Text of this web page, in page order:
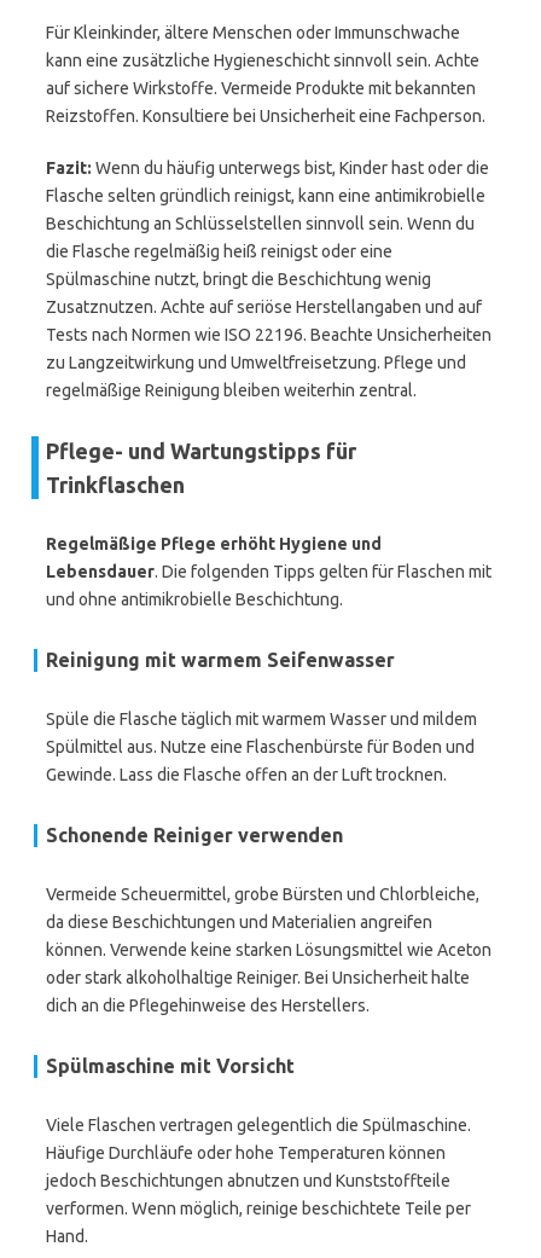
Für Kleinkinder, ältere Menschen oder Immunschwache
kann eine zusätzliche Hygieneschicht sinnvoll sein. Achte
auf sichere Wirkstoffe. Vermeide Produkte mit bekannten
Reizstoffen. Konsultiere bei Unsicherheit eine Fachperson.
Fazit: Wenn du häufig unterwegs bist, Kinder hast oder die
Flasche selten gründlich reinigst, kann eine antimikrobielle
Beschichtung an Schlüsselstellen sinnvoll sein. Wenn du
die Flasche regelmäßig heiß reinigst oder eine
Spülmaschine nutzt, bringt die Beschichtung wenig
Zusatznutzen. Achte auf seriöse Herstellangaben und auf
Tests nach Normen wie ISO 22196. Beachte Unsicherheiten
zu Langzeitwirkung und Umweltfreisetzung. Pflege und
regelmäßige Reinigung bleiben weiterhin zentral.
Pflege- und Wartungstipps für
Trinkflaschen
Regelmäßige Pflege erhöht Hygiene und
Lebensdauer. Die folgenden Tipps gelten für Flaschen mit
und ohne antimikrobielle Beschichtung.
Reinigung mit warmem Seifenwasser
Spüle die Flasche täglich mit warmem Wasser und mildem
Spülmittel aus. Nutze eine Flaschenbürste für Boden und
Gewinde. Lass die Flasche offen an der Luft trocknen.
Schonende Reiniger verwenden
Vermeide Scheuermittel, grobe Bürsten und Chlorbleiche,
da diese Beschichtungen und Materialien angreifen
können. Verwende keine starken Lösungsmittel wie Aceton
oder stark alkoholhaltige Reiniger. Bei Unsicherheit halte
dich an die Pflegehinweise des Herstellers.
Spülmaschine mit Vorsicht
Viele Flaschen vertragen gelegentlich die Spülmaschine.
Häufige Durchläufe oder hohe Temperaturen können
jedoch Beschichtungen abnutzen und Kunststoffteile
verformen. Wenn möglich, reinige beschichtete Teile per
Hand.